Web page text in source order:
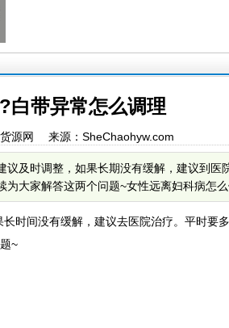
白带异常怎么调理
源网 来源：SheChaohyw.com
及时调整，如果长期没有缓解，建议到医
大家解答这两个问题~女性远离妇科病怎么
时间没有缓解，建议去医院治疗。平时要
~